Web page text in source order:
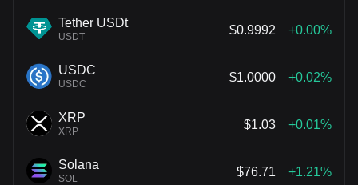
Tether USDt
USDT
$0.9992 +0.00%
USDC
USDC
$1.0000 +0.02%
XRP
XRP
$1.03 +0.01%
Solana
SOL
$76.71 +1.21%